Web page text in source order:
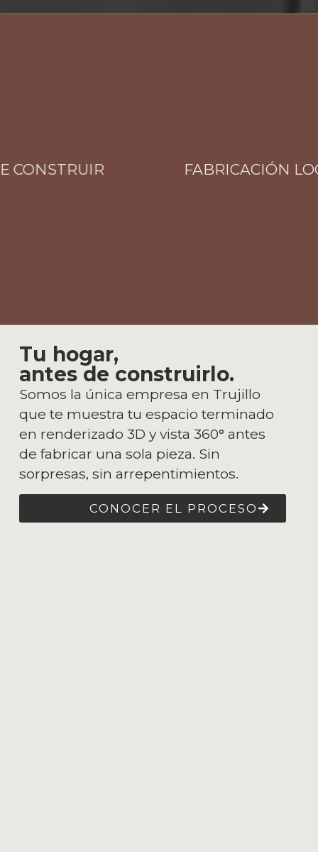
FABRICACIÓN
Tu hogar,
antes de construirlo.
Somos la única empresa en Trujillo
que te muestra tu espacio terminado
en renderizado 3D y vista 360° antes
de fabricar una sola pieza. Sin
sorpresas, sin arrepentimientos.
CONOCER EL PROCESO